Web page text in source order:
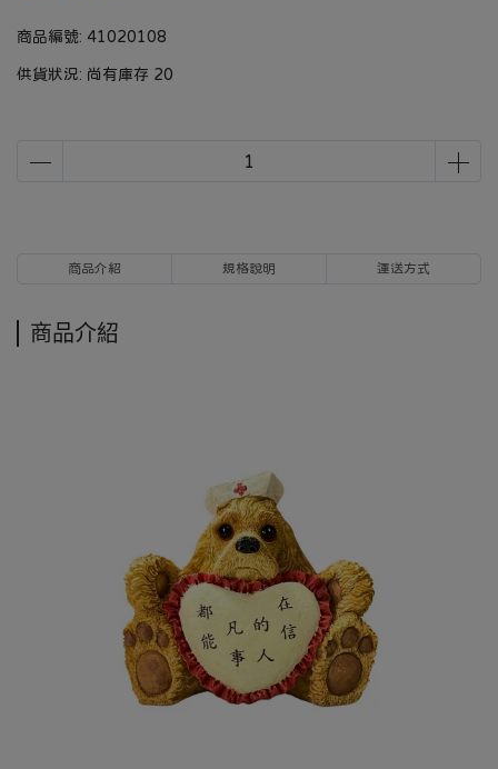
商品編號: 41020108
供貨狀況: 尚有庫存 20
商品介紹 規格說明 運送方式
商品介紹